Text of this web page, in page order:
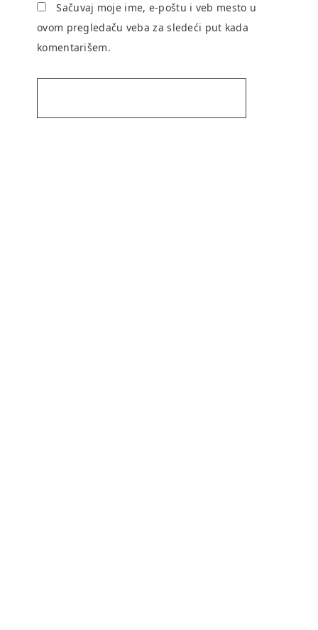
Sačuvaj moje ime, e-poštu i veb mesto u
ovom pregledaču veba za sledeći put kada
komentarišem.